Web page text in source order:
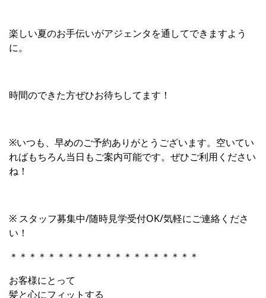
楽しい夏のお手伝いがアジェンタを通してできますよう
に。
時間のできた方ぜひお待ちしてます！
※いつも、早めのご予約ありがとうございます。空いてい
ればもちろん当日もご案内可能です。ぜひご利用ください
ね！
※ スタッフ募集中/随時見学受付OK/気軽にご連絡くださ
い！
＊＊＊＊＊＊＊＊＊＊＊＊＊＊＊＊＊＊＊＊
お客様にとって
髪と心にフィットする